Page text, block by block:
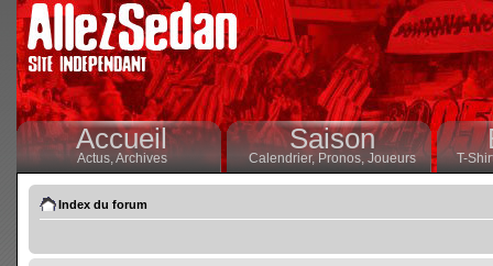
Accueil
Actus,Archives
Saison
Calendrier,Pronos, Joueurs T-
Index du forum